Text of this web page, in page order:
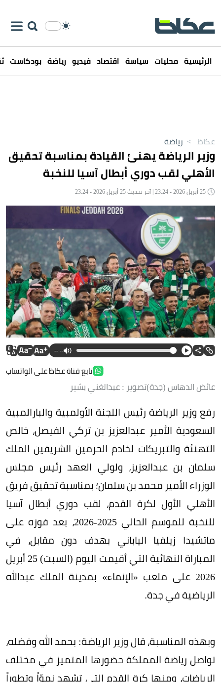
الرئيسية محليات سياسة اقتصاد فيديو رياضة بودكاست
عكاظ > رياضة
وزير الرياضة يهنئ القيادة بمناسبة تحقيق
الأهلي لقب دوري أبطال آسيا للنخبة
--:--
تابع قناة عكاظ على الواتساب
عائض الدهاس (جدة)تصوير : عبدالغني بشير
رفع وزير الرياضة رئيس اللجنة الأولمبية والبارالمبية
السعودية الأمير عبدالعزيز بن تركي الفيصل، خالص
التهنئة والتبريكات لخادم الحرمين الشريفين الملك
سلمان بن عبدالعزيز، ولولي العهد رئيس مجلس
الوزراء الأمير محمد بن سلمان؛ بمناسبة تحقيق فريق
الأهلي الأول لكرة القدم، لقب دوري أبطال آسيا
للنخبة للموسم الحالي 2025-2026، بعد فوزه على
ماتشيدا زيلفيا الياباني بهدف دون مقابل، في
المباراة النهائية التي أقيمت اليوم (السبت) 25 أبريل
2026 على ملعب «الإنماء» بمدينة الملك عبدالله
الرياضية في جدة.
وبهذه المناسبة، قال وزير الرياضة: بحمد الله وفضله،
تواصل رياضة المملكة حضورها المتميز في مختلف
الرياضات، ومنها كرة القدم التي تشهد نموّاً وتطوراً